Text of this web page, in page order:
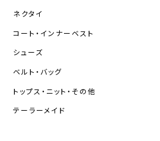
ネクタイ
コート・インナーベスト
シューズ
ベルト・バッグ
トップス・ニット・その他
テーラーメイド